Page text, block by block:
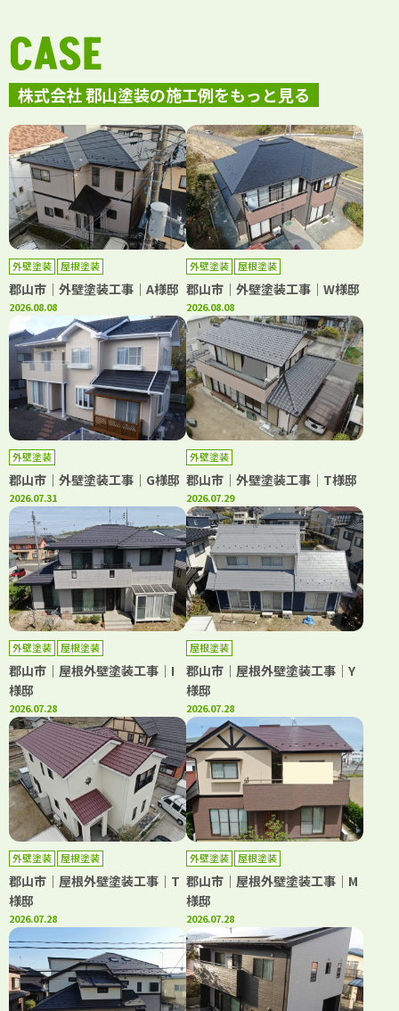
株式会社 郡山塗装の施工例をもっと見る
CASE
外壁塗装 屋根塗装
郡山市｜外壁塗装工事｜A様邸
2026.08.08
外壁塗装 屋根塗装
郡山市｜外壁塗装工事｜W様邸
2026.08.08
外壁塗装
郡山市｜外壁塗装工事｜G様邸
2026.07.31
外壁塗装
郡山市｜外壁塗装工事｜T様邸
2026.07.29
外壁塗装 屋根塗装
郡山市｜屋根外壁塗装工事｜I
様邸
2026.07.28
屋根塗装
郡山市｜屋根外壁塗装工事｜Y
様邸
2026.07.28
外壁塗装 屋根塗装
郡山市｜屋根外壁塗装工事｜T
様邸
2026.07.28
外壁塗装 屋根塗装
郡山市｜屋根外壁塗装工事｜M
様邸
2026.07.28